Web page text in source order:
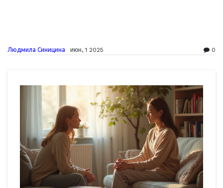
Людмила Синицина июн, 1 2025 0